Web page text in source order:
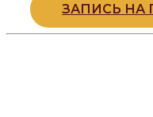
ЗАПИСЬ НА